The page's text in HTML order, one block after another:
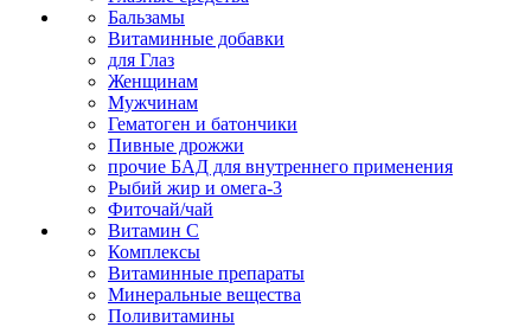
Бальзамы
Витаминные добавки
для Глаз
Женщинам
Мужчинам
Гематоген и батончики
Пивные дрожжи
прочие БАД для внутреннего применения
Рыбий жир и омега-3
Фиточай/чай
Витамин С
Комплексы
Витаминные препараты
Минеральные вещества
Поливитамины